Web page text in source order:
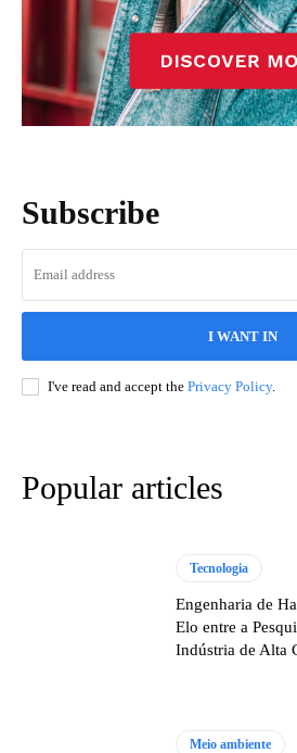
Subscribe
I WANT IN
I've read and accept the Privacy Policy.
Popular articles
Tecnologia
Engenharia de
Elo entre a
Indústria de Alta
Meio ambiente